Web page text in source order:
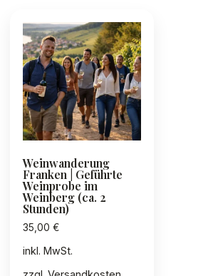
Weinwanderung
Franken | Geführte
Weinprobe im
Weinberg (ca. 2
Stunden)
35,00 €
inkl. MwSt.